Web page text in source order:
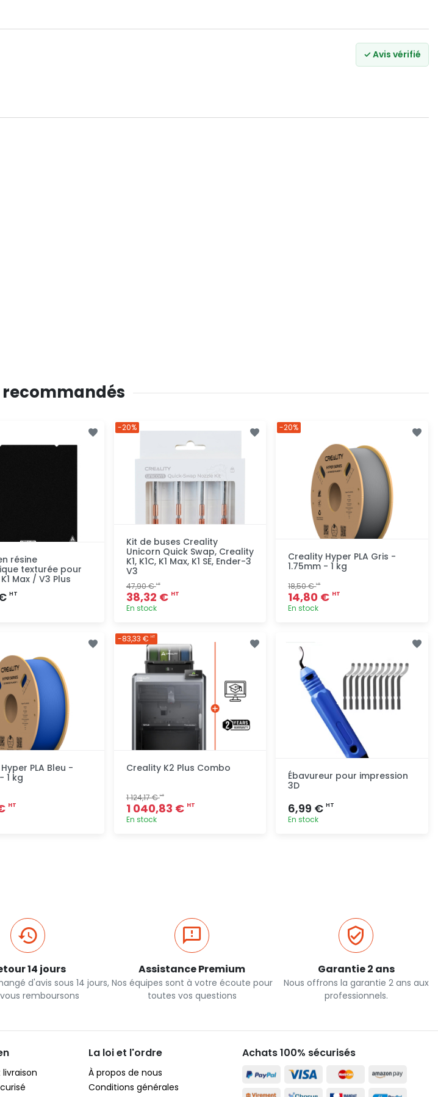
✓ Avis vérifié
recommandés
résine
texturée pour
Max / V3 Plus
HT
Kit de buses Creality
Unicorn Quick Swap, Creality
K1, K1C, K1 Max, K1 SE, Ender-3
V3
47,90 €HT
38,32 € HT
En stock
-20%
Creality Hyper PLA Gris -
1.75mm - 1 kg
18,50 €HT
14,80 € HT
En stock
-20%
PLA Bleu -
1 kg
HT
Creality K2 Plus Combo
1 124,17 €HT
1 040,83 € HT
En stock
-83,33 € HT
Ébavureur pour impression
3D
6,99 €HT
En stock
14 jours
d'avis sous 14 jours,
remboursons
Assistance Premium
Nos équipes sont à votre écoute pour
toutes vos questions
Garantie 2 ans
Nous offrons la garantie 2 ans aux
professionnels.
La loi et l'ordre
À propos de nous
Conditions générales
Achats 100% sécurisés